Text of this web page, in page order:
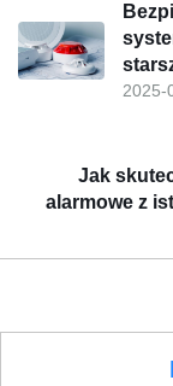
2025-
Jak
alarmowe z